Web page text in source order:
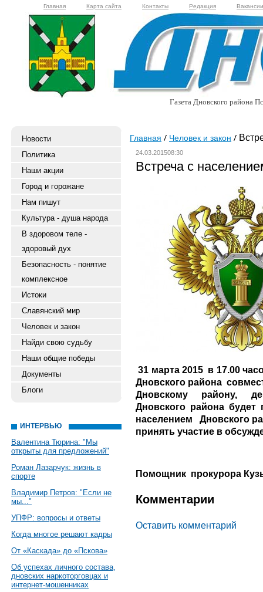
Главная Карта сайта Контакты Редакция Вакансии
Газета Дновского района
Новости
Политика
Наши акции
Город и горожане
Нам пишут
Культура - душа народа
В здоровом теле -
здоровый дух
Безопасность - понятие
комплексное
Истоки
Славянский мир
Человек и закон
Найди свою судьбу
Наши общие победы
Документы
Блоги
ИНТЕРВЬЮ
Валентина Тюрина: "Мы
открыты для предложений"
Роман Лазарчук: жизнь в
спорте
Владимир Петров: "Если не
мы..."
УПФР: вопросы и ответы
Когда многое решают кадры
От «Каскада» до «Пскова»
Об успехах личного состава,
дновских наркоторговцах и
интернет-мошенниках
Главная Человек и закон
24.03.201508:30
Встреча с
31 марта 2015 в 17.00
Дновского района
Дновскому району,
Дновского района
населением Дновского
принять участие в
Помощник прокурора
Комментарии
Оставить комментарий